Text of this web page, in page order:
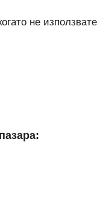
не използвате